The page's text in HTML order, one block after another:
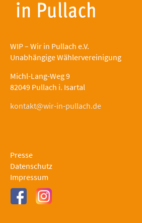
WIP – Wir in Pullach e.V.
Unabhängige Wählervereinigung
Michl-Lang-Weg 9
82049 Pullach i. Isartal
kontakt@wir-in-pullach.de
Presse
Datenschutz
Impressum